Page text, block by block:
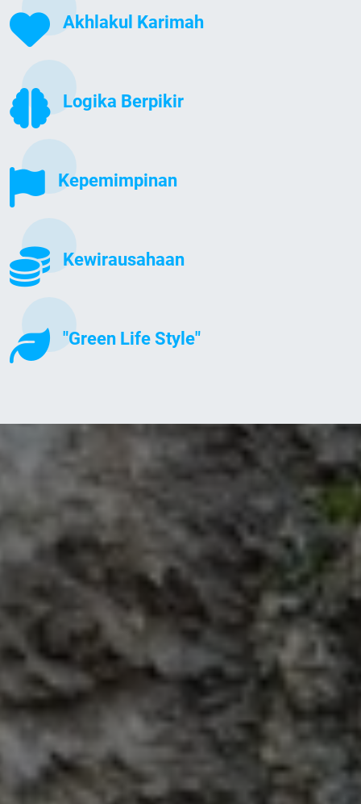
Akhlakul Karimah
Logika Berpikir
Kepemimpinan
Kewirausahaan
"Green Life Style"